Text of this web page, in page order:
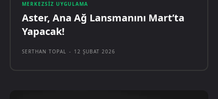
MERKEZSIZ UYGULAMA
Aster, Ana Ağ Lansmanını Mart’ta
Yapacak!
SERTHAN TOPAL - 12 ŞUBAT 2026